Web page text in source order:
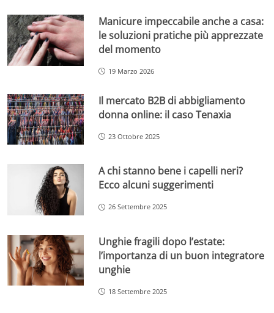
Manicure impeccabile anche a casa:
le soluzioni pratiche più apprezzate
del momento
19 Marzo 2026
Il mercato B2B di abbigliamento
donna online: il caso Tenaxia
23 Ottobre 2025
A chi stanno bene i capelli neri?
Ecco alcuni suggerimenti
26 Settembre 2025
Unghie fragili dopo l’estate:
l’importanza di un buon integratore
unghie
18 Settembre 2025